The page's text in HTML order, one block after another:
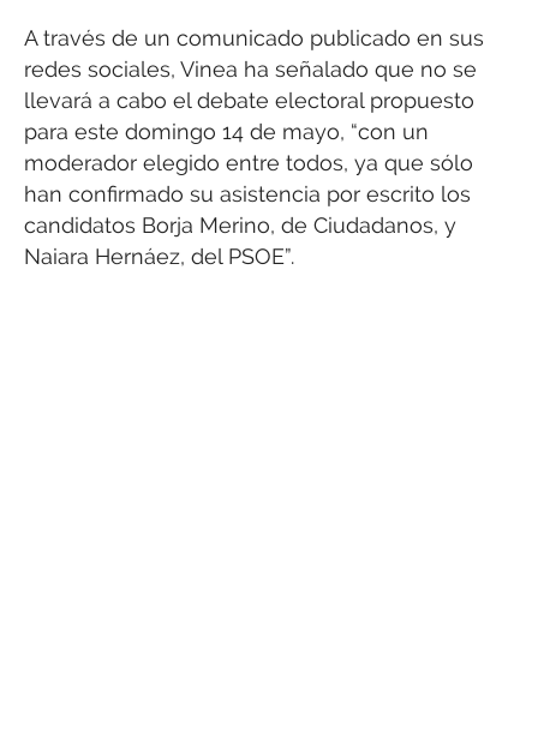
A través de un comunicado publicado en sus
redes sociales, Vinea ha señalado que no se
llevará a cabo el debate electoral propuesto
para este domingo 14 de mayo, “con un
moderador elegido entre todos, ya que sólo
han confirmado su asistencia por escrito los
candidatos Borja Merino, de Ciudadanos, y
Naiara Hernáez, del PSOE”.